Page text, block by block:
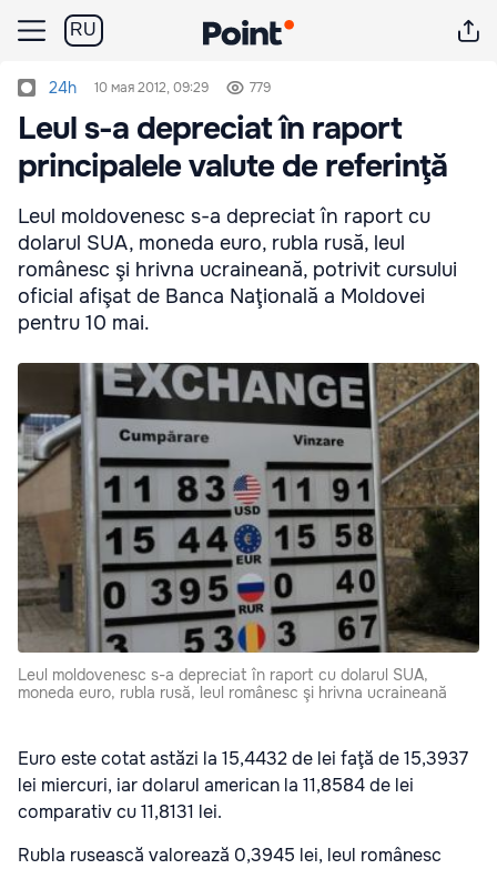
RU
24h 10 мая 2012, 09:29 779
Leul s-a depreciat în raport
principalele valute de referinţă
Leul moldovenesc s-a depreciat în raport cu
dolarul SUA, moneda euro, rubla rusă, leul
românesc şi hrivna ucraineană, potrivit cursului
oficial afişat de Banca Naţională a Moldovei
pentru 10 mai.
Leul moldovenesc s-a depreciat în raport cu dolarul SUA,
moneda euro, rubla rusă, leul românesc şi hrivna ucraineană
Euro este cotat astăzi la 15,4432 de lei faţă de 15,3937
lei miercuri, iar dolarul american la 11,8584 de lei
comparativ cu 11,8131 lei.
Rubla rusească valorează 0,3945 lei, leul românesc